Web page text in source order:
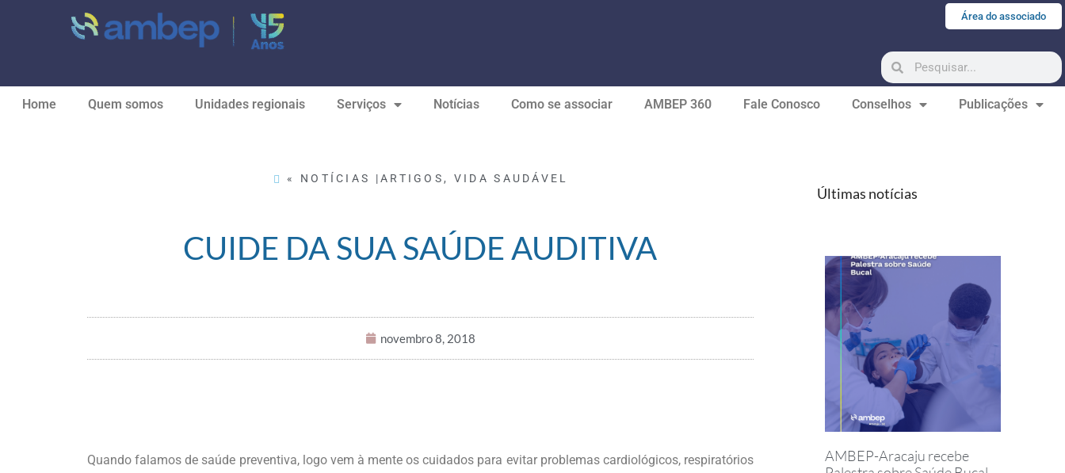
Área do associado
Home Quem somos Unidades regionais Serviços Notícias Como se associar AMBEP 360 Fale Conosco Conselhos Publicações
« NOTÍCIAS |ARTIGOS , VIDA SAUDÁVEL
CUIDE DA SUA SAÚDE AUDITIVA
novembro 8, 2018
Quando falamos de saúde preventiva, logo vem à mente os cuidados para evitar problemas cardiológicos, respiratórios
Últimas notícias
AMBEP-Aracaju recebe